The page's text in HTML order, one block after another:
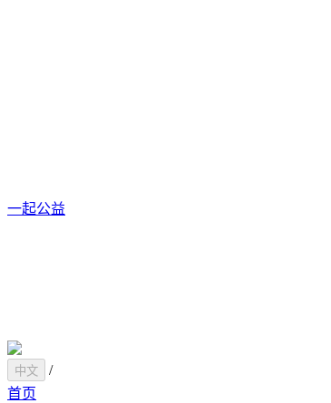
一起公益
中文
/
首页